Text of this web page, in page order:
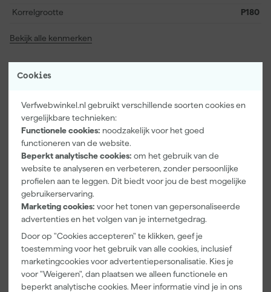
Cookies
Verfwebwinkel.nl gebruikt verschillende soorten cookies en
vergelijkbare technieken:
Functionele cookies: noodzakelijk voor het goed
functioneren van de website.
Beperkt analytische cookies: om het gebruik van de
website te analyseren en verbeteren, zonder persoonlijke
profielen aan te leggen. Dit biedt voor jou de best mogelijke
gebruikerservaring.
Marketing cookies: voor het tonen van gepersonaliseerde
advertenties en het volgen van je internetgedrag.
Door op "Cookies accepteren" te klikken, geef je
toestemming voor het gebruik van alle cookies, inclusief
marketingcookies voor advertentiepersonalisatie. Kies je
voor "Weigeren", dan plaatsen we alleen functionele en
beperkt analytische cookies. Meer informatie vind je in ons
Korrelgrootte
P180
Bekijk alle kenmerken
Vaak gekocht met
Paintura
Lucamax
Washi tape -
50mx24mm
Morgen
bezorgd
Go!Paint
Economy S
Verfbak -
10cm Roller -
15 x 32 cm + 5
inzetbakken
Morgen
bezorgd
Anza PRO
Muurverfset
MICMEX set
6-delig
Morgen
bezorgd